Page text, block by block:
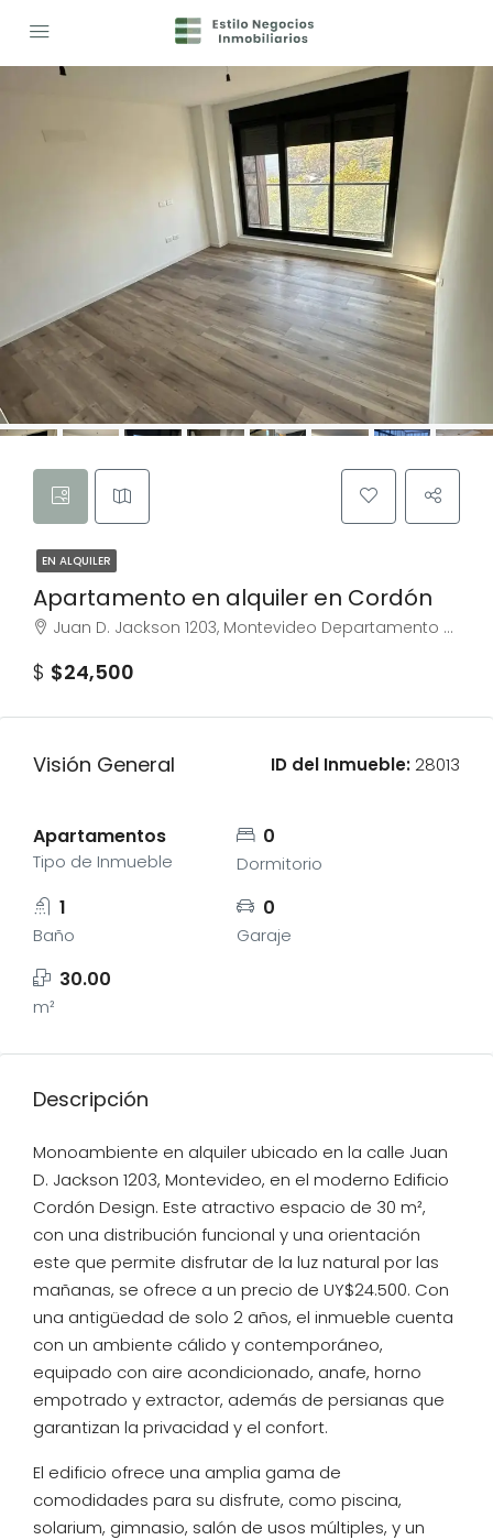
EN ALQUILER
Apartamento en alquiler en Cordón
Juan D. Jackson 1203, Montevideo Departamento de Montevideo, Uruguay
$ $24,500
Visión General ID del Inmueble: 28013
Apartamentos
Tipo de Inmueble
0
Dormitorio
1
Baño
0
Garaje
30.00
m²
Descripción
Monoambiente en alquiler ubicado en la calle Juan
D. Jackson 1203, Montevideo, en el moderno Edificio
Cordón Design. Este atractivo espacio de 30 m²,
con una distribución funcional y una orientación
este que permite disfrutar de la luz natural por las
mañanas, se ofrece a un precio de UY$24.500. Con
una antigüedad de solo 2 años, el inmueble cuenta
con un ambiente cálido y contemporáneo,
equipado con aire acondicionado, anafe, horno
empotrado y extractor, además de persianas que
garantizan la privacidad y el confort.
El edificio ofrece una amplia gama de
comodidades para su disfrute, como piscina,
solarium, gimnasio, salón de usos múltiples, y un